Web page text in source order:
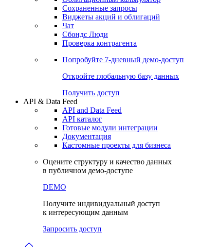
Сохраненные запросы
Виджеты акций и облигаций
Чат
Сбондс Люди
Проверка контрагента
Попробуйте 7-дневный демо-доступ
Откройте глобальную базу данных
Получить доступ
API & Data Feed
API and Data Feed
API каталог
Готовые модули интеграции
Документация
Кастомные проекты для бизнеса
Оцените структуру и качество данных
в публичном демо-доступе
DEMO
Получите индивидуальный доступ
к интересующим данным
Запросить доступ